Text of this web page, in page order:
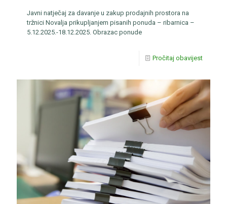
Javni natječaj za davanje u zakup prodajnih prostora na
tržnici Novalja prikupljanjem pisanih ponuda – ribarnica –
5.12.2025.-18.12.2025. Obrazac ponude
Pročitaj obavijest